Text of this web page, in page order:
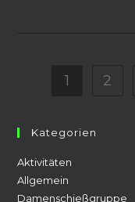
1 2
Kategorien
Aktivitäten
Allgemein
Damenschießgruppe